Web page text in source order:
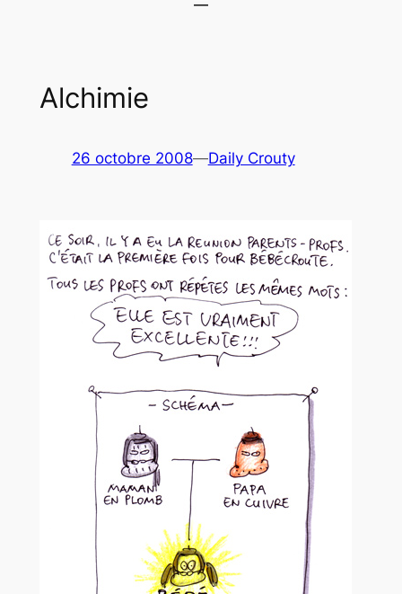
Alchimie
26 octobre 2008—Daily Crouty